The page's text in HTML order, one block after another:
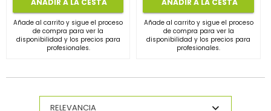
Añade al carrito y sigue el proceso
de compra para ver la
disponibilidad y los precios para
profesionales.
Añade al carrito y sigue el proceso
de compra para ver la
disponibilidad y los precios para
profesionales.